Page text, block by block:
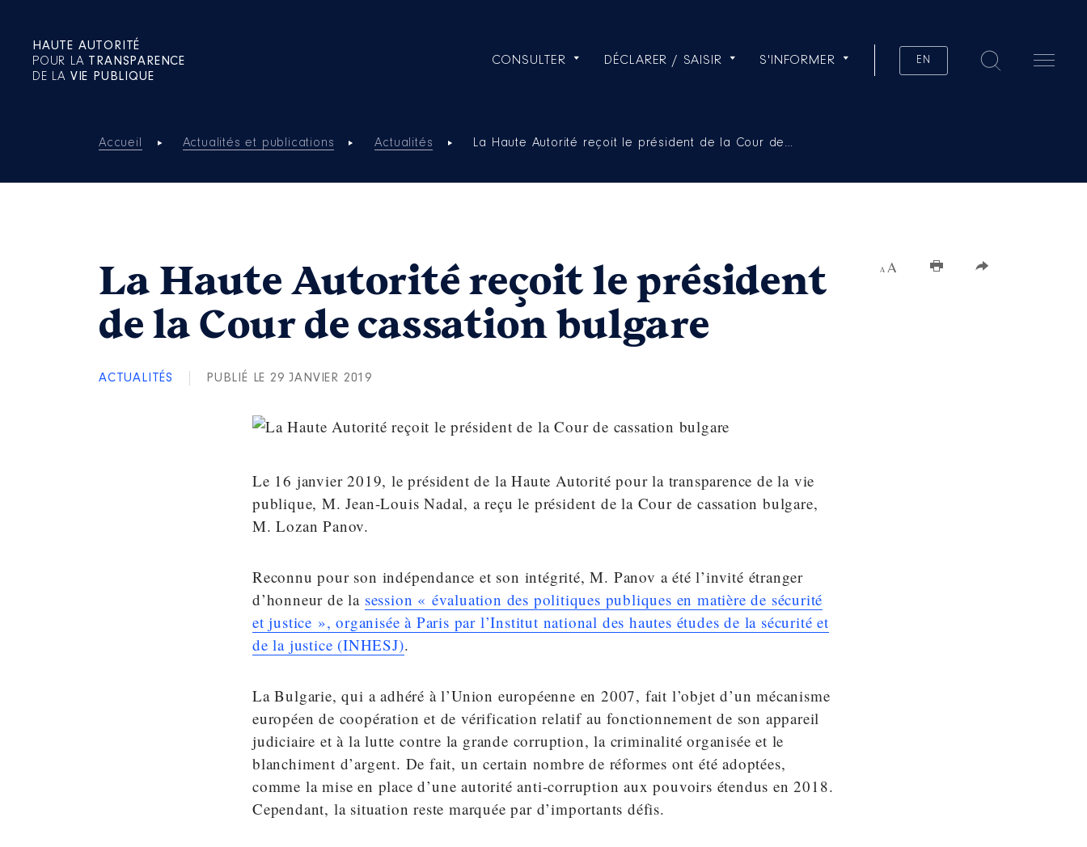
HAUTE AUTORITÉ
POUR LA TRANSPARENCE
DE LA VIE PUBLIQUE
CONSULTER DÉCLARER / SAISIR S'INFORMER EN
Accueil Actualités et publications Actualités La Haute Autorité reçoit le président de la Cour de…
La Haute Autorité reçoit le président
de la Cour de cassation bulgare
ACTUALITÉS PUBLIÉ LE 29 JANVIER 2019
Le 16 janvier 2019, le président de la Haute Autorité pour la transparence de la vie
publique, M. Jean-Louis Nadal, a reçu le président de la Cour de cassation bulgare,
M. Lozan Panov.
Reconnu pour son indépendance et son intégrité, M. Panov a été l’invité étranger
d’honneur de la session « évaluation des politiques publiques en matière de sécurité
et justice », organisée à Paris par l’Institut national des hautes études de la sécurité et
de la justice (INHESJ).
La Bulgarie, qui a adhéré à l’Union européenne en 2007, fait l’objet d’un mécanisme
européen de coopération et de vérification relatif au fonctionnement de son appareil
judiciaire et à la lutte contre la grande corruption, la criminalité organisée et le
blanchiment d’argent. De fait, un certain nombre de réformes ont été adoptées,
comme la mise en place d’une autorité anti-corruption aux pouvoirs étendus en 2018.
Cependant, la situation reste marquée par d’importants défis.